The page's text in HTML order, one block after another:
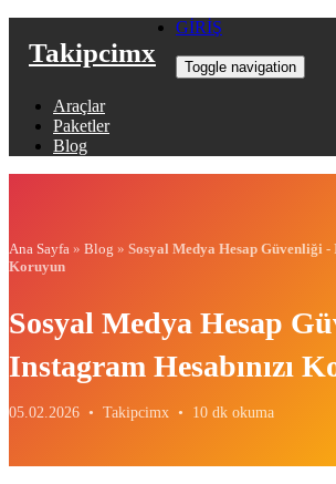
Takipcimx
GİRİŞ
Toggle navigation
Araçlar
Paketler
Blog
Ana Sayfa » Blog » Sosyal Medya Hesap Güvenliği -
Koruyun
Sosyal Medya Hesap
Instagram Hesabınızı
05.02.2026 • Takipcimx • 10 dk okuma